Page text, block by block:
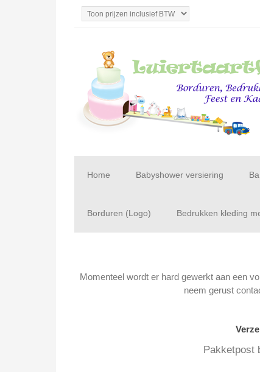
Home Babyshower versiering
Borduren (Logo) Bedrukken kleding
Momenteel wordt er hard gewerkt aan een
neem gerust
Pakketpost